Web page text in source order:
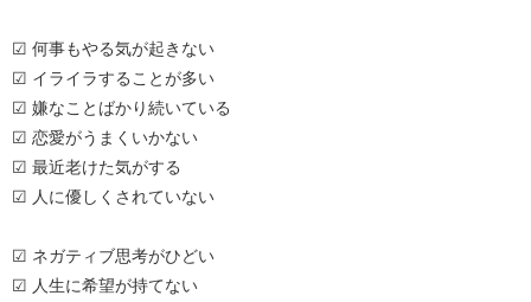
☑ 何事もやる気が起きない
☑ イライラすることが多い
☑ 嫌なことばかり続いている
☑ 恋愛がうまくいかない
☑ 最近老けた気がする
☑ 人に優しくされていない
☑ ネガティブ思考がひどい
☑ 人生に希望が持てない